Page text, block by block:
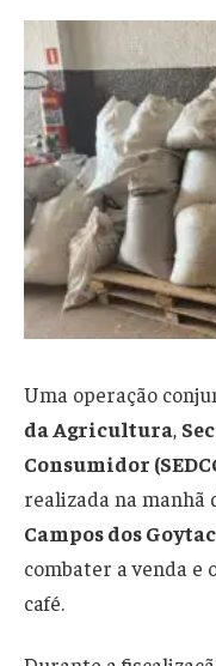
Uma operação
da Agricultura,
Consumidor
realizada na manhã
Campos dos
combater a venda e
café.